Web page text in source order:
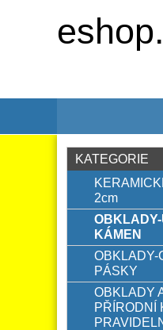
KATEGORIE
2cm
KÁMEN
OBKLADY-
PÁSKY
OBKLADY
PŘÍRODNÍ